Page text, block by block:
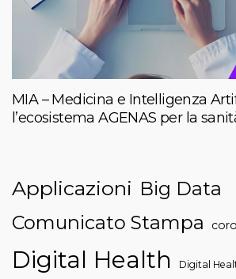
MIA – Medicina e Intelligenza
l’ecosistema AGENAS per la
Applicazioni Big Data
Comunicato Stampa
Digital Health Digital